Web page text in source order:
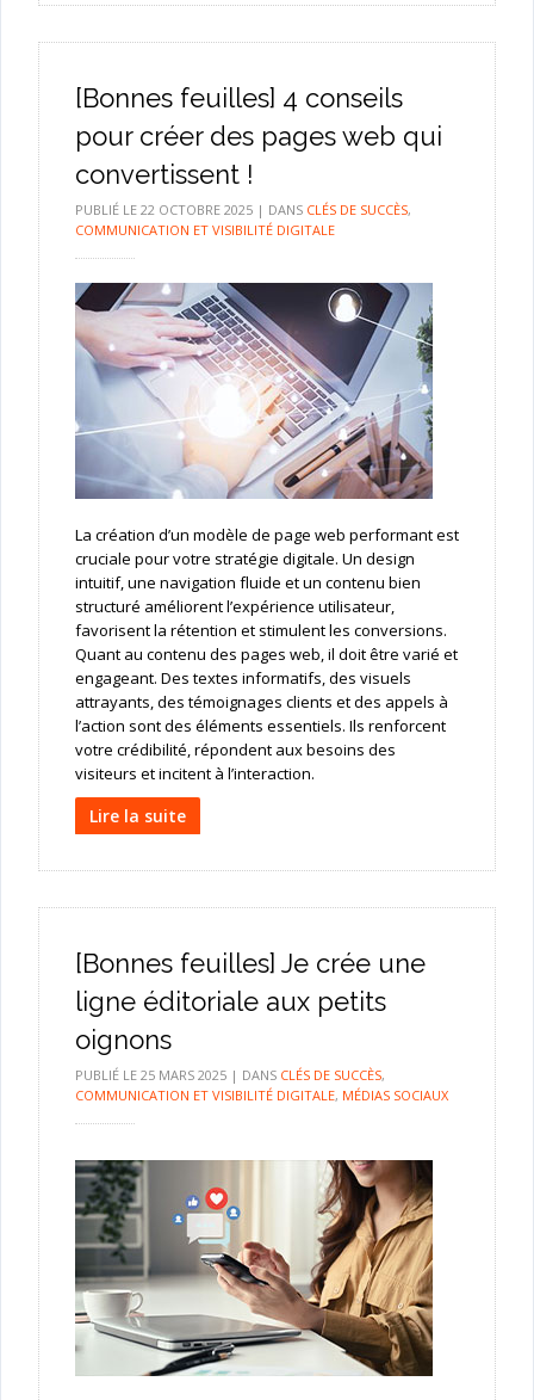
[Bonnes feuilles] 4 conseils
pour créer des pages web qui
convertissent !
PUBLIÉ LE 22 OCTOBRE 2025| DANS CLÉS DE SUCCÈS,
COMMUNICATION ET VISIBILITÉ DIGITALE
La création d’un modèle de page web performant est
cruciale pour votre stratégie digitale. Un design
intuitif, une navigation fluide et un contenu bien
structuré améliorent l’expérience utilisateur,
favorisent la rétention et stimulent les conversions.
Quant au contenu des pages web, il doit être varié et
engageant. Des textes informatifs, des visuels
attrayants, des témoignages clients et des appels à
l’action sont des éléments essentiels. Ils renforcent
votre crédibilité, répondent aux besoins des
visiteurs et incitent à l’interaction.
Lire la suite
[Bonnes feuilles] Je crée une
ligne éditoriale aux petits
oignons
PUBLIÉ LE 25 MARS 2025| DANS CLÉS DE SUCCÈS,
COMMUNICATION ET VISIBILITÉ DIGITALE, MÉDIAS SOCIAUX